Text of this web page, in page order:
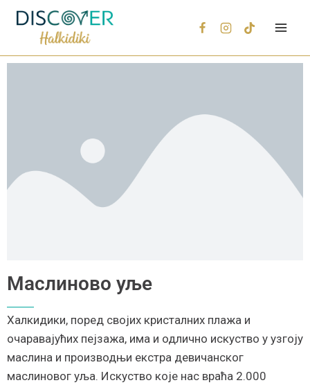
Маслиново уље
Халкидики, поред својих кристалних плажа и
очаравајућих пејзажа, има и одлично искуство у узгоју
маслина и производњи екстра девичанског
маслиновог уља. Искуство које нас враћа 2.000